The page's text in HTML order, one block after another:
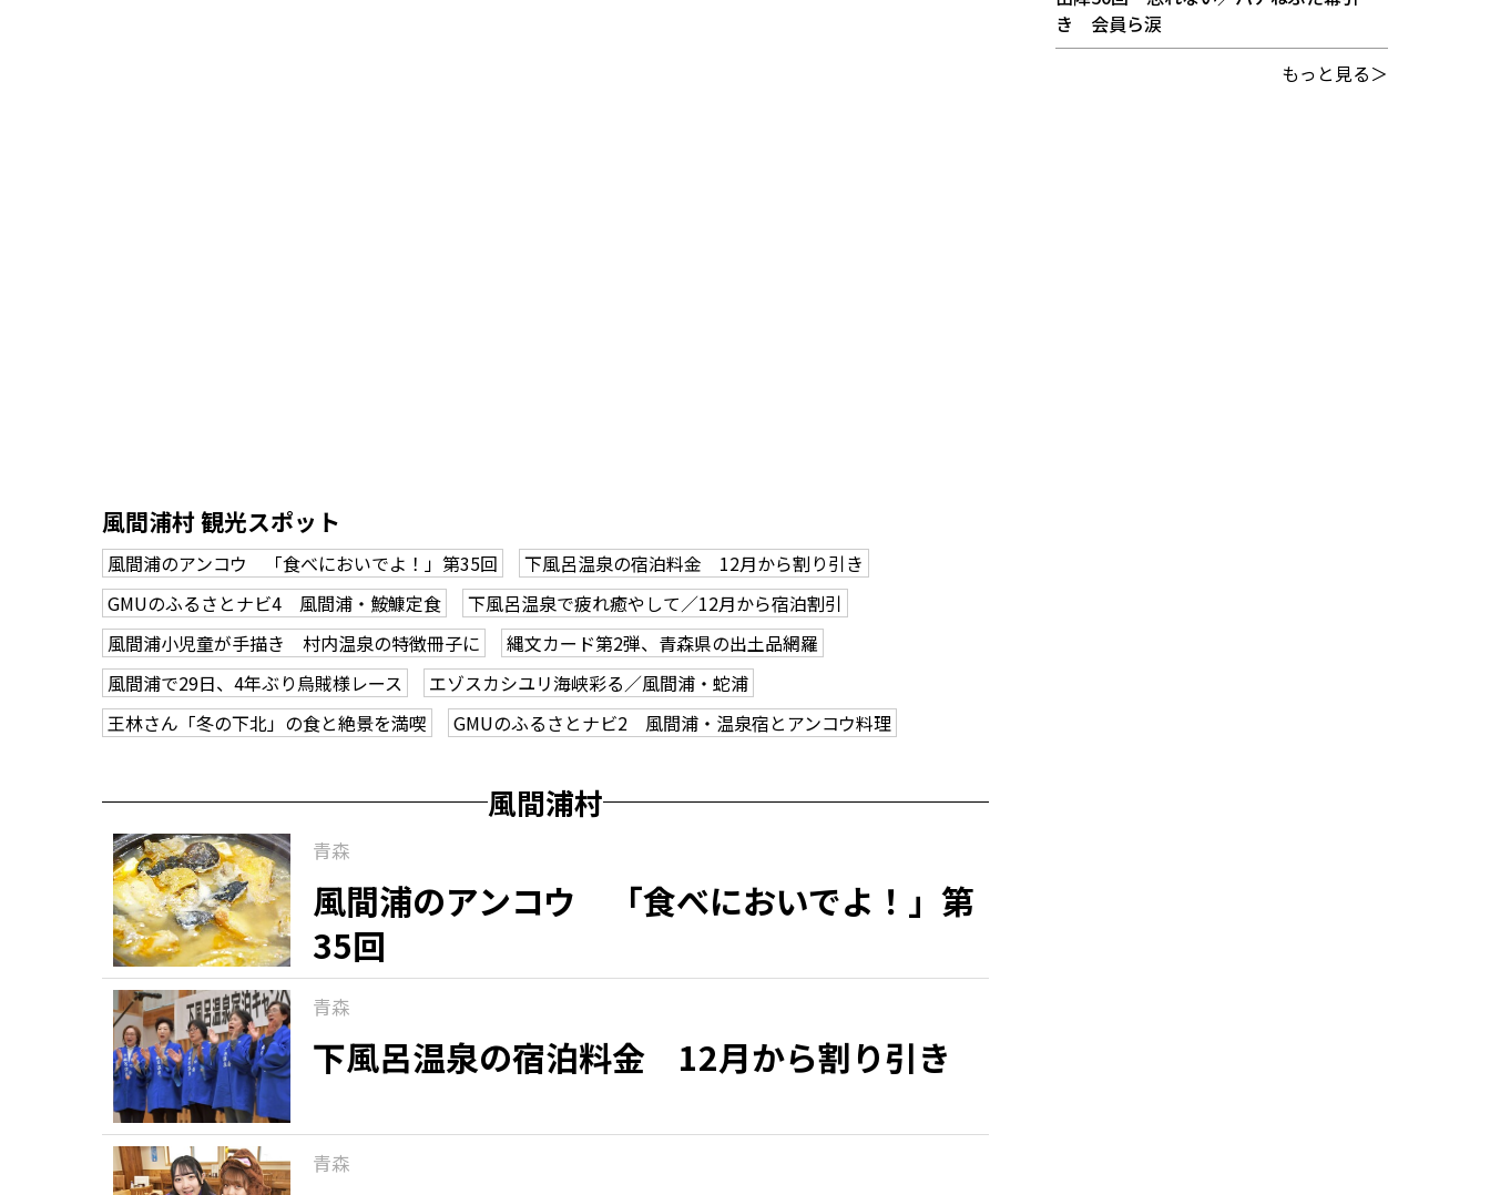
風間浦村 観光スポット
風間浦のアンコウ 「食べにおいでよ！」第35回
下風呂温泉の宿泊料金 12月から割り引き
GMUのふるさとナビ4 風間浦・鮟鱇定食
下風呂温泉で疲れ癒やして／12月から宿泊割引
風間浦小児童が手描き 村内温泉の特徴冊子に
縄文カード第2弾、青森県の出土品網羅
風間浦で29日、4年ぶり烏賊様レース
エゾスカシユリ海峡彩る／風間浦・蛇浦
王林さん「冬の下北」の食と絶景を満喫
GMUのふるさとナビ2 風間浦・温泉宿とアンコウ料理
風間浦村
青森
風間浦のアンコウ 「食べにおいでよ！」第
35回
青森
下風呂温泉の宿泊料金 12月から割り引き
青森
き 会員ら涙
もっと見る＞